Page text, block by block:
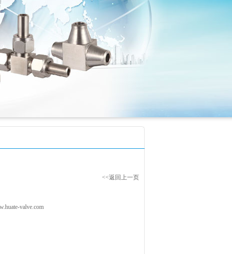
<<返回上一页
valve.com